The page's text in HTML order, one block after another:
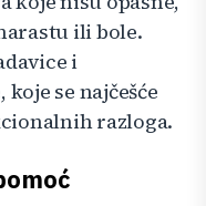
ili bole.
i
se najčešće
razloga.